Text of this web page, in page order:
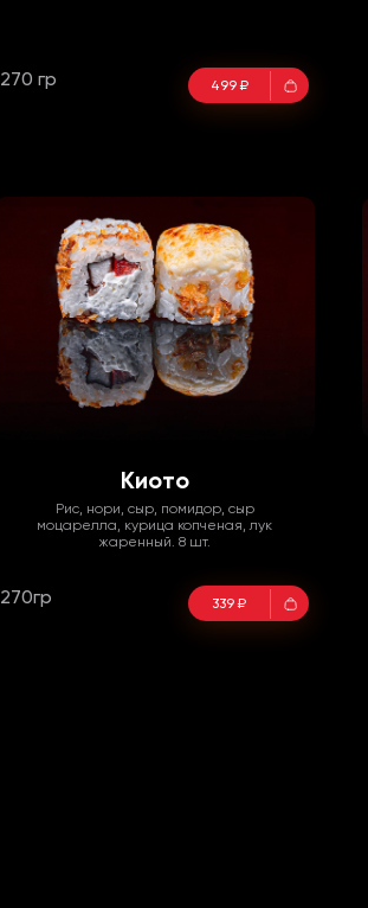
270 гр 499 ₽
Киото
Рис, нори, сыр, помидор, сыр
моцарелла, курица копченая, лук
жаренный. 8 шт.
270гр 339 ₽